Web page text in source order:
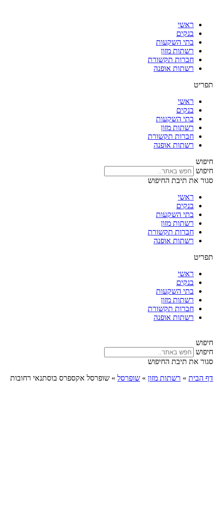
ראשי
בנקים
בתי השקעות
רשתות מזון
חברות תקשורת
רשתות אופנה
תפריט
ראשי
בנקים
בתי השקעות
רשתות מזון
חברות תקשורת
רשתות אופנה
חיפוש
חיפוש
סגור את תיבת החיפוש
ראשי
בנקים
בתי השקעות
רשתות מזון
חברות תקשורת
רשתות אופנה
תפריט
ראשי
בנקים
בתי השקעות
רשתות מזון
חברות תקשורת
רשתות אופנה
חיפוש
חיפוש
סגור את תיבת החיפוש
דף הבית » רשתות מזון » שופרסל » שופרסל אקספרס בוסתנאי רחובות